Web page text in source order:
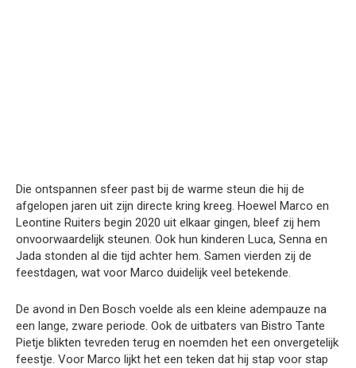
Die ontspannen sfeer past bij de warme steun die hij de
afgelopen jaren uit zijn directe kring kreeg. Hoewel Marco en
Leontine Ruiters begin 2020 uit elkaar gingen, bleef zij hem
onvoorwaardelijk steunen. Ook hun kinderen Luca, Senna en
Jada stonden al die tijd achter hem. Samen vierden zij de
feestdagen, wat voor Marco duidelijk veel betekende.
De avond in Den Bosch voelde als een kleine adempauze na
een lange, zware periode. Ook de uitbaters van Bistro Tante
Pietje blikten tevreden terug en noemden het een onvergetelijk
feestje. Voor Marco lijkt het een teken dat hij stap voor stap